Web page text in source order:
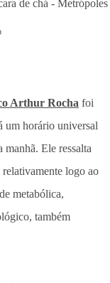
Arthur Rocha foi
um horário universal
manhã. Ele ressalta
logo ao
metabólica,
também